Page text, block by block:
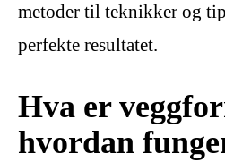
metoder til teknikker og
perfekte resultatet.
Hva er
hvordan